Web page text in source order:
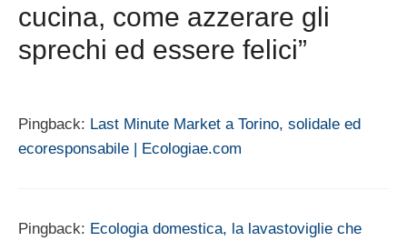
cucina, come azzerare gli
sprechi ed essere felici”
Pingback: Last Minute Market a Torino, solidale ed
ecoresponsabile | Ecologiae.com
Pingback: Ecologia domestica, la lavastoviglie che